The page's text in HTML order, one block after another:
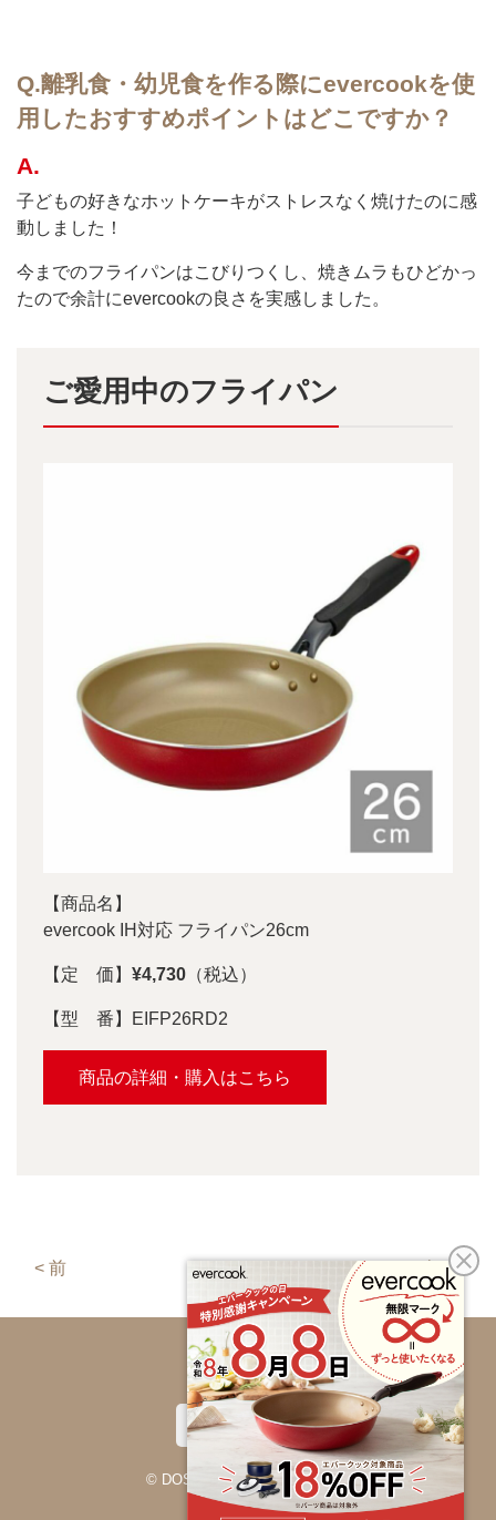
Q.離乳食・幼児食を作る際にevercookを使
用したおすすめポイントはどこですか？
A.
子どもの好きなホットケーキがストレスなく焼けたのに感
動しました！
今までのフライパンはこびりつくし、焼きムラもひどかっ
たので余計にevercookの良さを実感しました。
ご愛用中のフライパン
【商品名】
evercook IH対応 フライパン26cm
【定 価】 ¥4,730 （税込）
【型 番】EIFP26RD2
商品の詳細・購入はこちら
< 前 次 >
Mobile Desktop
© DOSHISHA CORPORATION.